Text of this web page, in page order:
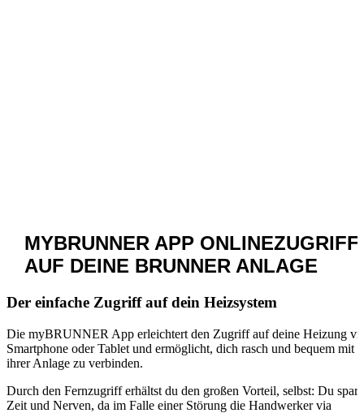
MYBRUNNER APP ONLINEZUGRIFF
AUF DEINE BRUNNER ANLAGE
Der einfache Zugriff auf dein Heizsystem
Die myBRUNNER App erleichtert den Zugriff auf deine Heizung
Smartphone oder Tablet und ermöglicht, dich rasch und bequem mit
ihrer Anlage zu verbinden.
Durch den Fernzugriff erhältst du den großen Vorteil, selbst: Du
Zeit und Nerven, da im Falle einer Störung die Handwerker via